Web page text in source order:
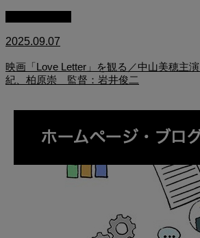
2025.09.07
映画「Love Letter」を観る／中山美穂主
紀、柏原崇 監督：岩井俊二